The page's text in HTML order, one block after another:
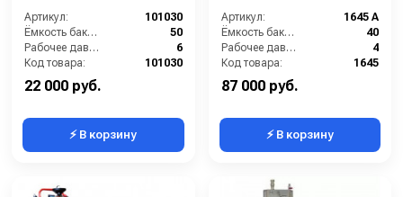
Артикул:
101030
Ёмкость бака (л):
50
Рабочее давление (бар):
6
Код товара:
101030
22 000 руб.
⚡ В корзину
Артикул:
1645 A
Ёмкость бака (л):
40
Рабочее давление (бар):
4
Код товара:
1645
87 000 руб.
⚡ В корзину